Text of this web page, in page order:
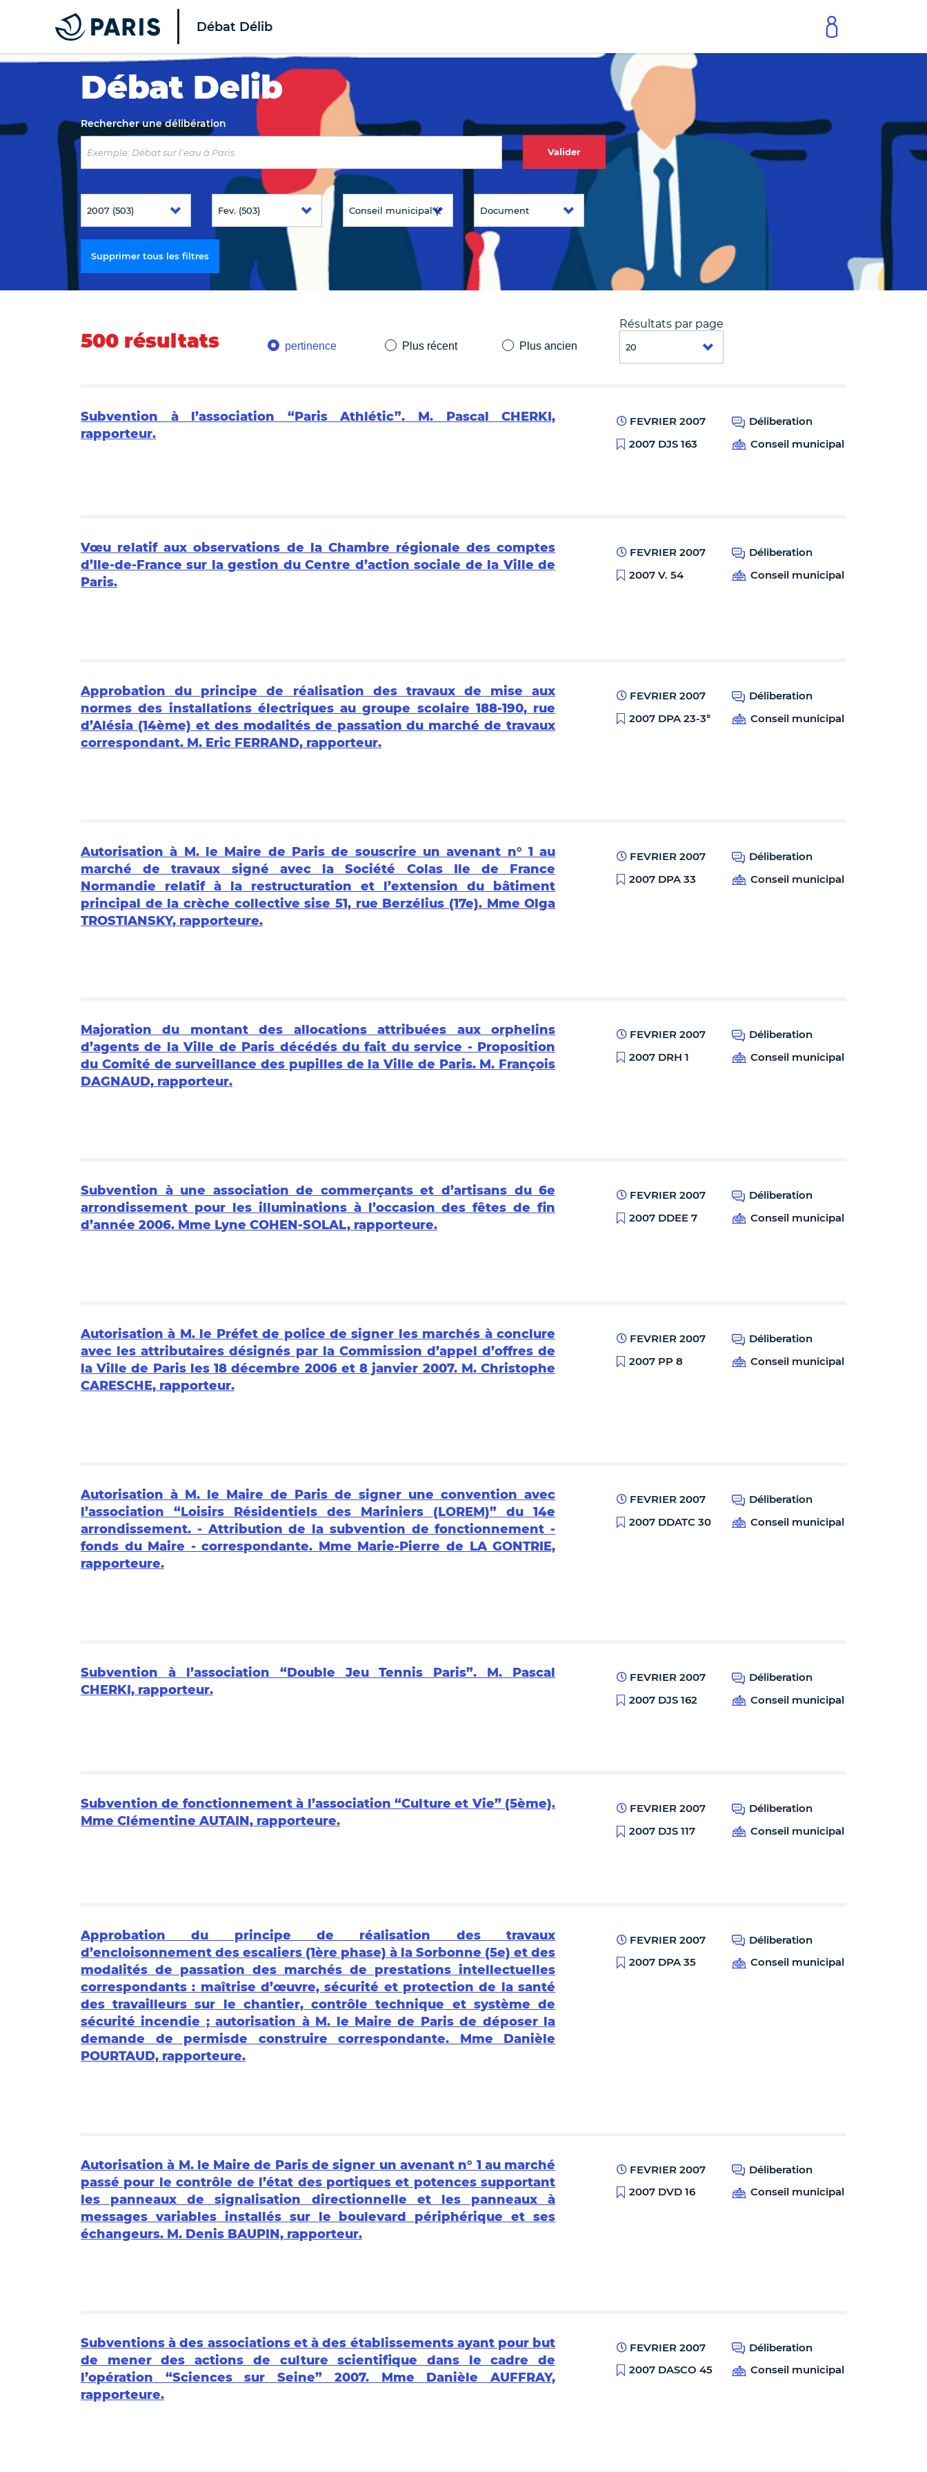
Top of the page
Débat Délib
Débat Delib
Rechercher une délibération
Valider
Supprimer tous les filtres
500 résultats pertinence Plus récent Plus ancien
Résultats par page
Subvention à l’association “Paris Athlétic”. M. Pascal CHERKI,
rapporteur.
FEVRIER 2007
Déliberation
2007 DJS 163
Conseil municipal
Vœu relatif aux observations de la Chambre régionale des comptes
d’Ile-de-France sur la gestion du Centre d’action sociale de la Ville de
Paris.
FEVRIER 2007
Déliberation
2007 V. 54
Conseil municipal
Approbation du principe de réalisation des travaux de mise aux
normes des installations électriques au groupe scolaire 188-190, rue
d’Alésia (14ème) et des modalités de passation du marché de travaux
correspondant. M. Eric FERRAND, rapporteur.
FEVRIER 2007
Déliberation
2007 DPA 23-3°
Conseil municipal
Autorisation à M. le Maire de Paris de souscrire un avenant n° 1 au
marché de travaux signé avec la Société Colas Ile de France
Normandie relatif à la restructuration et l’extension du bâtiment
principal de la crèche collective sise 51, rue Berzélius (17e). Mme Olga
TROSTIANSKY, rapporteure.
FEVRIER 2007
Déliberation
2007 DPA 33
Conseil municipal
Majoration du montant des allocations attribuées aux orphelins
d’agents de la Ville de Paris décédés du fait du service - Proposition
du Comité de surveillance des pupilles de la Ville de Paris. M. François
DAGNAUD, rapporteur.
FEVRIER 2007
Déliberation
2007 DRH 1
Conseil municipal
Subvention à une association de commerçants et d’artisans du 6e
arrondissement pour les illuminations à l’occasion des fêtes de fin
d’année 2006. Mme Lyne COHEN-SOLAL, rapporteure.
FEVRIER 2007
Déliberation
2007 DDEE 7
Conseil municipal
Autorisation à M. le Préfet de police de signer les marchés à conclure
avec les attributaires désignés par la Commission d’appel d’offres de
la Ville de Paris les 18 décembre 2006 et 8 janvier 2007. M. Christophe
CARESCHE, rapporteur.
FEVRIER 2007
Déliberation
2007 PP 8
Conseil municipal
Autorisation à M. le Maire de Paris de signer une convention avec
l’association “Loisirs Résidentiels des Mariniers (LOREM)” du 14e
arrondissement. - Attribution de la subvention de fonctionnement -
fonds du Maire - correspondante. Mme Marie-Pierre de LA GONTRIE,
rapporteure.
FEVRIER 2007
Déliberation
2007 DDATC 30
Conseil municipal
Subvention à l’association “Double Jeu Tennis Paris”. M. Pascal
CHERKI, rapporteur.
FEVRIER 2007
Déliberation
2007 DJS 162
Conseil municipal
Subvention de fonctionnement à l’association “Culture et Vie” (5ème).
Mme Clémentine AUTAIN, rapporteure.
FEVRIER 2007
Déliberation
2007 DJS 117
Conseil municipal
Approbation du principe de réalisation des travaux
d’encloisonnement des escaliers (1ère phase) à la Sorbonne (5e) et des
modalités de passation des marchés de prestations intellectuelles
correspondants : maîtrise d’œuvre, sécurité et protection de la santé
des travailleurs sur le chantier, contrôle technique et système de
sécurité incendie ; autorisation à M. le Maire de Paris de déposer la
demande de permisde construire correspondante. Mme Danièle
POURTAUD, rapporteure.
FEVRIER 2007
Déliberation
2007 DPA 35
Conseil municipal
Autorisation à M. le Maire de Paris de signer un avenant n° 1 au marché
passé pour le contrôle de l’état des portiques et potences supportant
les panneaux de signalisation directionnelle et les panneaux à
messages variables installés sur le boulevard périphérique et ses
échangeurs. M. Denis BAUPIN, rapporteur.
FEVRIER 2007
Déliberation
2007 DVD 16
Conseil municipal
Subventions à des associations et à des établissements ayant pour but
de mener des actions de culture scientifique dans le cadre de
l’opération “Sciences sur Seine” 2007. Mme Danièle AUFFRAY,
rapporteure.
FEVRIER 2007
Déliberation
2007 DASCO 45
Conseil municipal